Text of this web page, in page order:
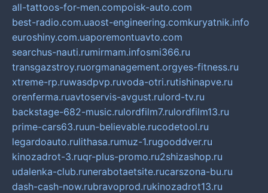
all-tattoos-for-men.compoisk-auto.com
best-radio.com.uaost-engineering.comkuryatnik.info
euroshiny.com.uaporemontuavto.com
searchus-nauti.rumirmam.infosmi366.ru
transgazstroy.ruorgmanagement.orgyes-fitness.ru
xtreme-rp.ruwasdpvp.ruvoda-otri.rutishinapve.ru
orenferma.ruavtoservis-avgust.rulord-tv.ru
backstage-682-music.rulordfilm7.rulordfilm13.ru
prime-cars63.ruun-believable.rucodetool.ru
legardoauto.rulithasa.rumuz-1.rugooddver.ru
kinozadrot-3.ruqr-plus-promo.ru2shizashop.ru
udalenka-club.runerabotaetsite.rucarszona-bu.ru
dash-cash-now.rubravoprod.rukinozadrot13.ru